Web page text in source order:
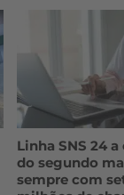
Linha SNS 24
do segundo
sempre com